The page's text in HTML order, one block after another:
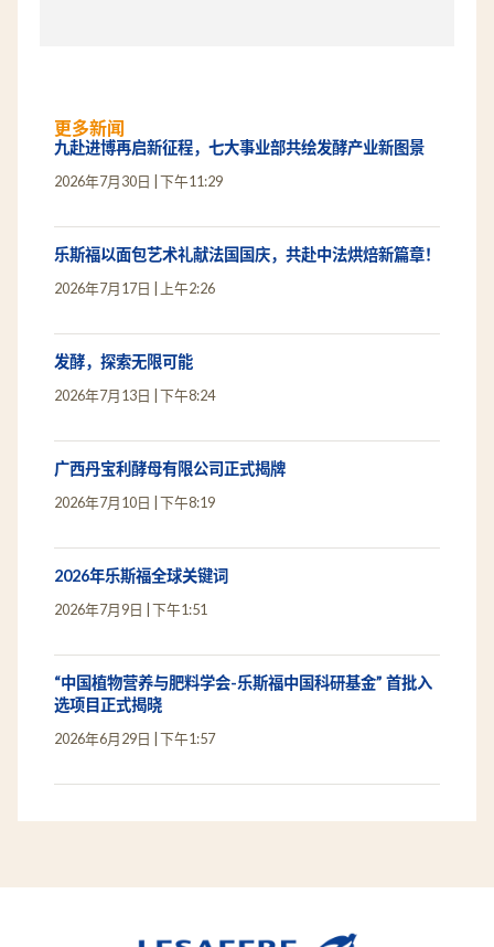
更多新闻
九赴进博再启新征程，七大事业部共绘发酵产业新图景
2026年7月30日 下午11:29
乐斯福以面包艺术礼献法国国庆，共赴中法烘焙新篇章！
2026年7月17日 上午2:26
发酵，探索无限可能
2026年7月13日 下午8:24
广西丹宝利酵母有限公司正式揭牌
2026年7月10日 下午8:19
2026年乐斯福全球关键词
2026年7月9日 下午1:51
“中国植物营养与肥料学会-乐斯福中国科研基金” 首批入
选项目正式揭晓
2026年6月29日 下午1:57